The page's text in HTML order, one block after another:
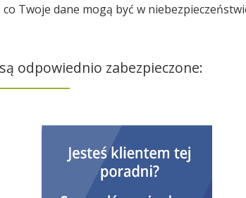
Twoje dane mogą być w
odpowiednio zabezpieczone: